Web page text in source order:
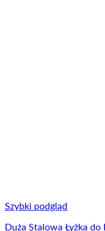
Szybki podgląd
Duża Stalowa Łyżka do